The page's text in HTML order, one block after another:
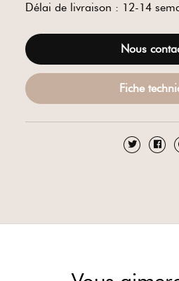
Délai de livraison : 12-14
Nous
Fiche